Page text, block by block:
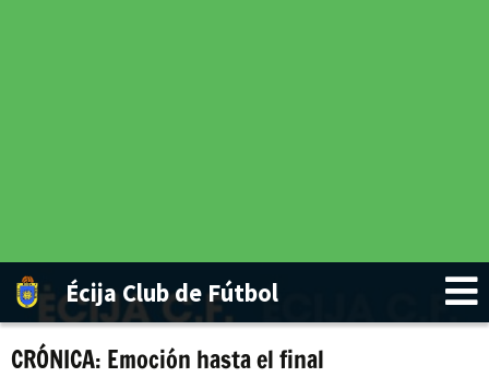
Écija Club de Fútbol
CRÓNICA: Emoción hasta el final